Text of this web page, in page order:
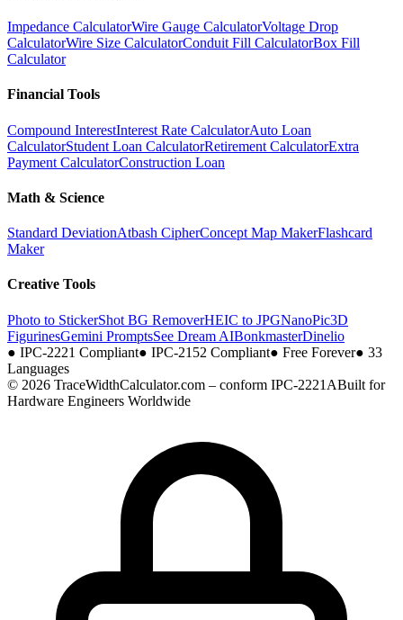
Impedance CalculatorWire Gauge CalculatorVoltage Drop
CalculatorWire Size CalculatorConduit Fill CalculatorBox Fill
Calculator
Financial Tools
Compound InterestInterest Rate CalculatorAuto Loan
CalculatorStudent Loan CalculatorRetirement CalculatorExtra
Payment CalculatorConstruction Loan
Math & Science
Standard DeviationAtbash CipherConcept Map MakerFlashcard
Maker
Creative Tools
Photo to StickerShot BG RemoverHEIC to JPGNanoPic3D
FigurinesGemini PromptsSee Dream AIBonkmasterDinelio
● IPC-2221 Compliant● IPC-2152 Compliant● Free Forever● 33
Languages
© 2026 TraceWidthCalculator.com – conform IPC-2221ABuilt for
Hardware Engineers Worldwide